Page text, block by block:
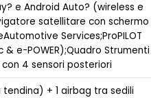
e Android Auto? (wireless e
satellitare con schermo
Services;ProPILOT
& e-POWER);Quadro Strumenti
con 4 sensori posteriori
+ 1 airbag tra sedili